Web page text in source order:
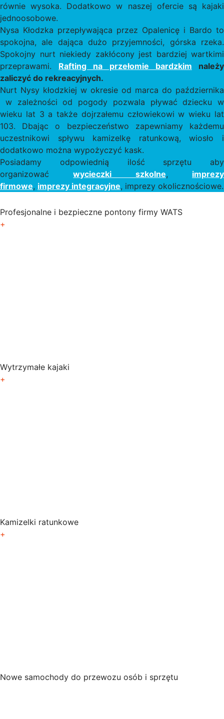
równie wysoka. Dodatkowo w naszej ofercie są kajaki
jednoosobowe.
Nysa Kłodzka przepływająca przez Opalenicę i Bardo to
spokojna, ale dająca dużo przyjemności, górska rzeka.
Spokojny nurt niekiedy zakłócony jest bardziej wartkimi
przeprawami. Rafting na przełomie bardzkim należy
zaliczyć do rekreacyjnych.
Nurt Nysy kłodzkiej w okresie od marca do października
w zależności od pogody pozwala pływać dziecku w
wieku lat 3 a także dojrzałemu człowiekowi w wieku lat
103. Dbając o bezpieczeństwo zapewniamy każdemu
uczestnikowi spływu kamizelkę ratunkową, wiosło i
dodatkowo można wypożyczyć kask.
Posiadamy odpowiednią ilość sprzętu aby
organizowaćwycieczki szkolne, imprezy
firmowe, imprezy integracyjne, imprezy okolicznościowe.
Profesjonalne i bezpieczne pontony firmy WATS
+
Wytrzymałe kajaki
+
Kamizelki ratunkowe
+
Nowe samochody do przewozu osób i sprzętu